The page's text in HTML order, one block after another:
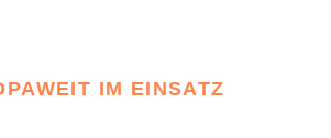
IM EINSATZ